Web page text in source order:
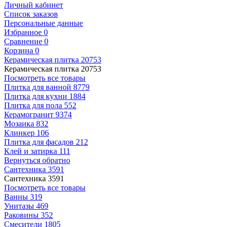
Личный кабинет
Список заказов
Персональные данные
Избранное 0
Сравнение 0
Корзина 0
Керамическая плитка 20753
Керамическая плитка 20753
Посмотреть все товары
Плитка для ванной 8779
Плитка для кухни 1884
Плитка для пола 552
Керамогранит 9374
Мозаика 832
Клинкер 106
Плитка для фасадов 212
Клей и затирка 111
Вернуться обратно
Сантехника 3591
Сантехника 3591
Посмотреть все товары
Ванны 319
Унитазы 469
Раковины 352
Смесители 1805